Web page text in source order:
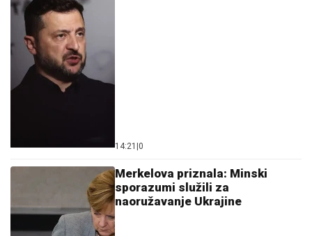
14:21 |0
Merkelova priznala: Minski
sporazumi služili za
naoružavanje Ukrajine